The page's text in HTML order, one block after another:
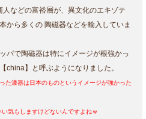
などの富裕層が、異文化のエキゾテ
から多くの 陶磁器などを輸入していま
パで陶磁器は特にイメージが根強かっ
china】と呼ぶようになりました。
た漆器は日本のものというイメージが強かった
気もしますけどないんですよねｗ